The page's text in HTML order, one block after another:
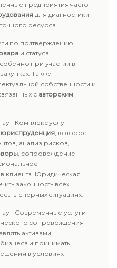
предприятия часто
для диагностики
ресурса.
по подтверждению
и статуса
при участии в
Также
собственности и
с авторским
- Комплекс услуг
юриспруденция, которое
анализ рисков,
, сопровождение
клиента. Юридическая
законность всех
в спорных ситуациях.
- Современные услуги
сопровождения
активами,
и принимать
в условиях